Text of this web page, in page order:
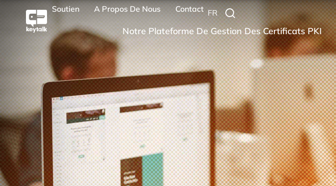
Soutien A Propos De Nous Contact FR
Notre Plateforme De Gestion Des Certificats PKI